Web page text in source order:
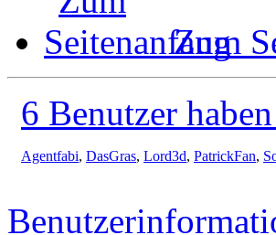
Zum
6 Benutzer
Agentfabi, DasGras, Lord3d, PatrickFan,